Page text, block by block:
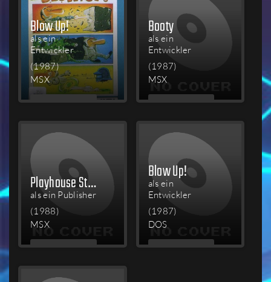
Blow Up!
als ein
Entwickler
(1987)
MSX
MEHR
Booty
als ein
Entwickler
(1987)
MSX
MEHR
Playhouse Strippoker
als ein Publisher
(1988)
MSX
MEHR
Blow Up!
als ein
Entwickler
(1987)
DOS
MEHR